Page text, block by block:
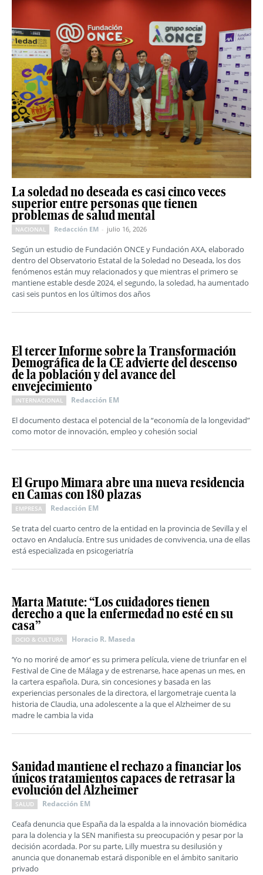
La soledad no deseada es casi cinco veces
superior entre personas que tienen
problemas de salud mental
NACIONAL Redacción EM - julio 16, 2026
Según un estudio de Fundación ONCE y Fundación AXA, elaborado
dentro del Observatorio Estatal de la Soledad no Deseada, los dos
fenómenos están muy relacionados y que mientras el primero se
mantiene estable desde 2024, el segundo, la soledad, ha aumentado
casi seis puntos en los últimos dos años
El tercer Informe sobre la Transformación
Demográfica de la CE advierte del descenso
de la población y del avance del
envejecimiento
INTERNACIONAL Redacción EM
El documento destaca el potencial de la “economía de la longevidad”
como motor de innovación, empleo y cohesión social
El Grupo Mimara abre una nueva residencia
en Camas con 180 plazas
EMPRESA Redacción EM
Se trata del cuarto centro de la entidad en la provincia de Sevilla y el
octavo en Andalucía. Entre sus unidades de convivencia, una de ellas
está especializada en psicogeriatría
Marta Matute: “Los cuidadores tienen
derecho a que la enfermedad no esté en su
casa”
OCIO & CULTURA Horacio R. Maseda
‘Yo no moriré de amor’ es su primera película, viene de triunfar en el
Festival de Cine de Málaga y de estrenarse, hace apenas un mes, en
la cartera española. Dura, sin concesiones y basada en las
experiencias personales de la directora, el largometraje cuenta la
historia de Claudia, una adolescente a la que el Alzheimer de su
madre le cambia la vida
Sanidad mantiene el rechazo a financiar los
únicos tratamientos capaces de retrasar la
evolución del Alzheimer
SALUD Redacción EM
Ceafa denuncia que España da la espalda a la innovación biomédica
para la dolencia y la SEN manifiesta su preocupación y pesar por la
decisión acordada. Por su parte, Lilly muestra su desilusión y
anuncia que donanemab estará disponible en el ámbito sanitario
privado